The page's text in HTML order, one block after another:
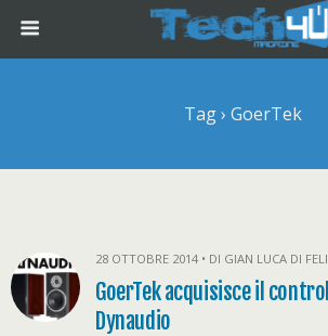
Tag › GoerTek
28 OTTOBRE 2014 • DI GIAN LUCA DI
GoerTek acquisisce il
Dynaudio